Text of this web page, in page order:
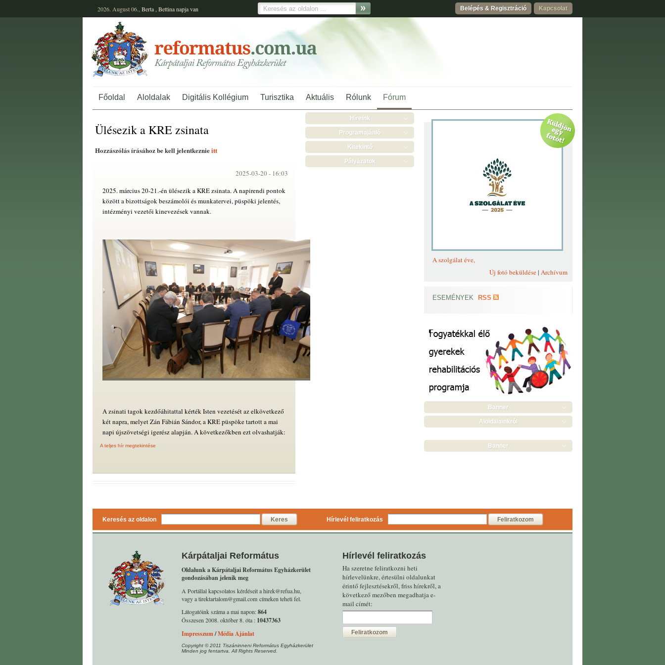
Belépés & Regisztráció Kapcsolat
2026. August 06., Berta , Bettinanapja van
Főoldal Aloldalak Digitális Kollégium Turisztika Aktuális Rólunk Fórum
Ülésezik a KRE zsinata
Hozzászólás írásához be kell jelentkeznieitt
2025-03-20 - 16:03
2025. március 20-21.-én ülésezik a KRE zsinata. A napirendi pontok
között a bizottságok beszámolói és munkatervei, püspöki jelentés,
intézményi vezetői kinevezések vannak.
A zsinati tagok kezdőáhitattal kérték Isten vezetését az elkövetkező
két napra, melyet Zán Fábián Sándor, a KRE püspöke tartott a mai
napi újszövetségi igerész alapján. A következőkben ezt olvashatják:
A teljes hír megtekintése
Híreink
Programajánló
Kitekintő
Pályázatok
A szolgálat éve,
Új fotó beküldése| Archívum
ESEMÉNYEK RSS
Banner
Aloldalainkról
Banner
Keresés az oldalon Keres Hírlevél feliratkozás Feliratkozom
Kárpátaljai Református
Oldalunk a Kárpátaljai Református Egyházkerület
gondozásában jelenik meg
A Portállal kapcsolatos kérdéseit a hirek@refua.hu,
vagy a tirektartalom@gmail.com címeken teheti fel.
Látogatóink száma a mai napon:864
Összesen 2008. október 8. óta : 10437363
Impresszum/Média Ajánlat
Copyright © 2011 Tiszáninneni Református Egyházkerület
Minden jog fentartva. All Rights Reserved.
Hírlevél feliratkozás
Ha szeretne feliratkozni heti
hírlevelünkre, értesülni oldalunkat
érintő fejlesztésekről, friss hírekről, a
következő mezőben megadhatja e-
mail címét:
Feliratkozom